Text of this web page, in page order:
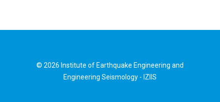
© 2026 Institute of Earthquake Engineering and
Engineering Seismology - IZIIS